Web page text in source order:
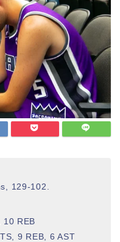
129-102.
10 REB
9 REB, 6 AST